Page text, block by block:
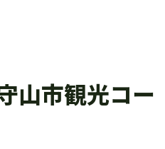
山市観光コー